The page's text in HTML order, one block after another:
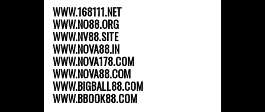
WWW.168111.NET
WWW.NO88.ORG
WWW.NV88.SITE
WWW.NOVA88.IN
WWW.NOVA178.COM
WWW.NOVA88.COM
WWW.BIGBALL88.COM
WWW.BBOOK88.COM